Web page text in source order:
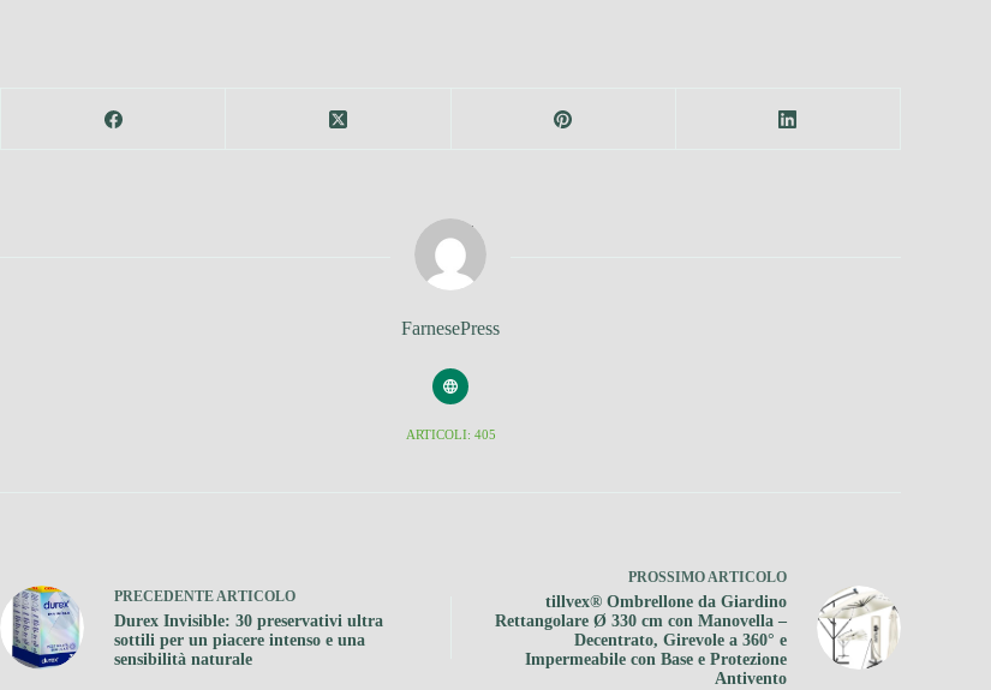
FarnesePress
ARTICOLI: 405
PRECEDENTEARTICOLO
Durex Invisible: 30 preservativi ultra
sottili per un piacere intenso e una
sensibilità naturale
PROSSIMOARTICOLO
tillvex® Ombrellone da Giardino
Rettangolare Ø 330 cm con Manovella –
Decentrato, Girevole a 360° e
Impermeabile con Base e Protezione
Antivento